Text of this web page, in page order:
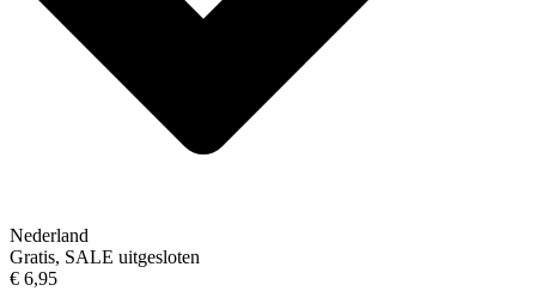
Nederland
Gratis, SALE uitgesloten
€ 6,95